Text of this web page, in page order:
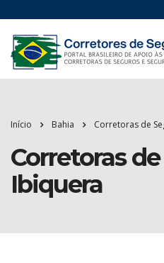
Início Bahia Corretoras de
Corretoras
Ibiquera